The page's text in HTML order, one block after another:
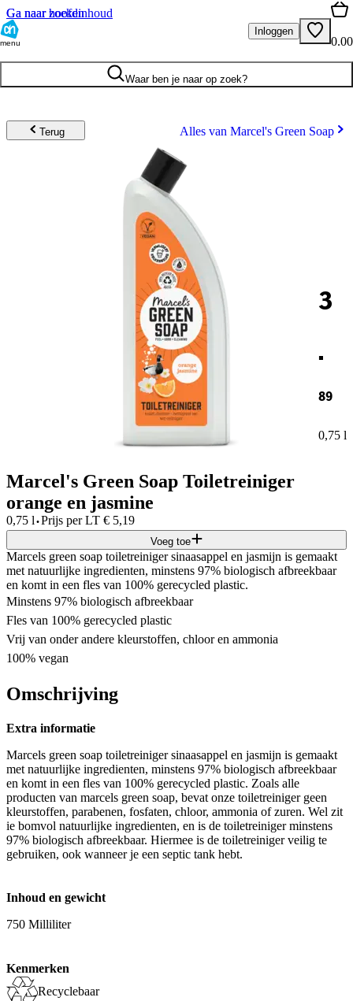
Ga naar hoofdinhoud
Ga naar zoeken
menu
Inloggen
0.00
Waar ben je naar op zoek?
Terug Alles van Marcel's Green Soap
3
.
89
0,75 l
Marcel's Green Soap Toiletreiniger
orange en jasmine
0,75 l·Prijs per LT € 5,19
Voeg toe
Marcels green soap toiletreiniger sinaasappel en jasmijn is gemaakt
met natuurlijke ingredienten, minstens 97% biologisch afbreekbaar
en komt in een fles van 100% gerecycled plastic.
Minstens 97% biologisch afbreekbaar
Fles van 100% gerecycled plastic
Vrij van onder andere kleurstoffen, chloor en ammonia
100% vegan
Omschrijving
Extra informatie
Marcels green soap toiletreiniger sinaasappel en jasmijn is gemaakt
met natuurlijke ingredienten, minstens 97% biologisch afbreekbaar
en komt in een fles van 100% gerecycled plastic. Zoals alle
producten van marcels green soap, bevat onze toiletreiniger geen
kleurstoffen, parabenen, fosfaten, chloor, ammonia of zuren. Wel zit
ie bomvol natuurlijke ingredienten, en is de toiletreiniger minstens
97% biologisch afbreekbaar. Hiermee is de toiletreiniger veilig te
gebruiken, ook wanneer je een septic tank hebt.
Inhoud en gewicht
750 Milliliter
Kenmerken
Recyclebaar